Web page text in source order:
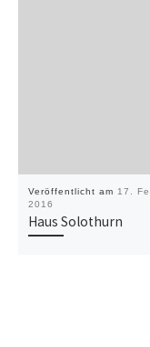
Veröffentlicht am 17.
2016
Haus Solothurn